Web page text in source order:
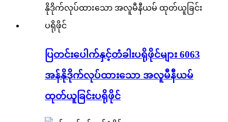
ပြတင်းပေါက်နှင့်တံခါးပရိုဖိုင်များ 6063
အန်နိုဒိုက်လုပ်ထားသော အလူမီနီယမ်
ထုတ်ယူခြင်းပရိုဖိုင်